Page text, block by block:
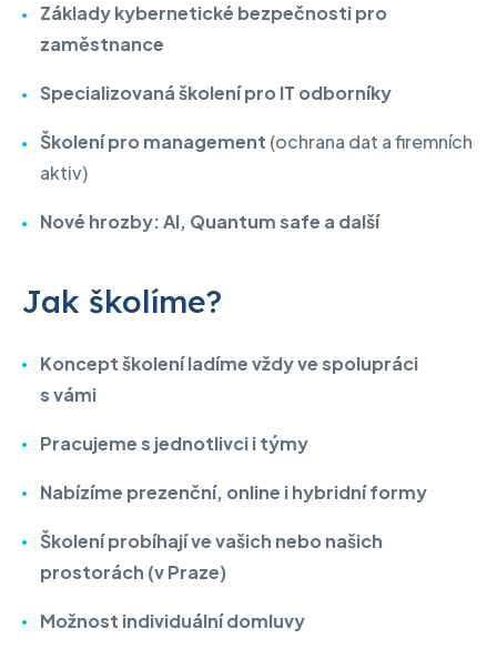
Základy kybernetické bezpečnosti pro
zaměstnance
Specializovaná školení pro IT odborníky
Školení pro management (ochrana dat a firemních
aktiv)
Nové hrozby: AI, Quantum safe a další
Jak školíme?
Koncept školení ladíme vždy ve spolupráci
s vámi
Pracujeme s jednotlivci i týmy
Nabízíme prezenční, online i hybridní formy
Školení probíhají ve vašich nebo našich
prostorách (v Praze)
Možnost individuální domluvy